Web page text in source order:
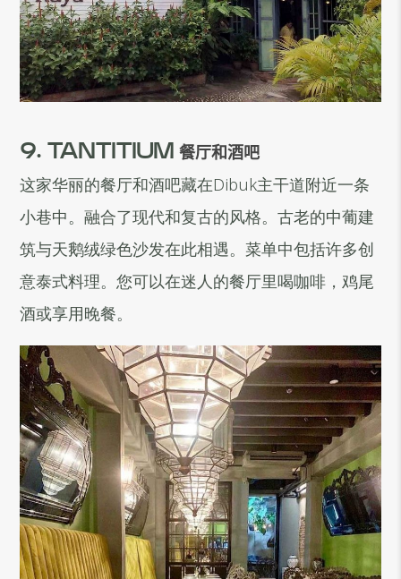
9. TANTITIUM餐厅和酒吧
这家华丽的餐厅和酒吧藏在Dibuk主干道附近一条
小巷中。融合了现代和复古的风格。古老的中葡建
筑与天鹅绒绿色沙发在此相遇。菜单中包括许多创
意泰式料理。您可以在迷人的餐厅里喝咖啡，鸡尾
酒或享用晚餐。